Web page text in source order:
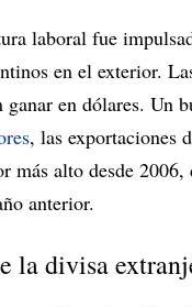
laboral fue
en el exterior.
ganar en dólares. Un
, las exportaciones
más alto desde 2006,
anterior.
la divisa